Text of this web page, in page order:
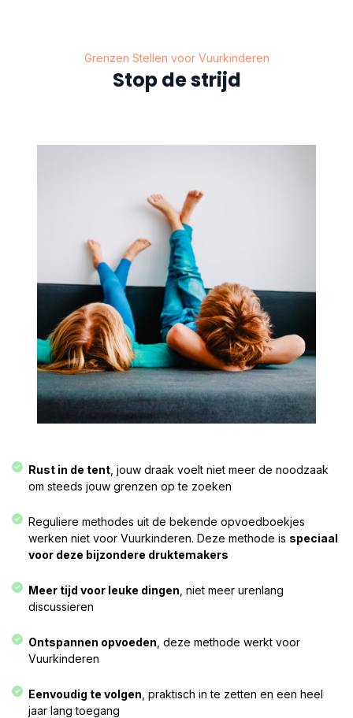
Grenzen Stellen voor Vuurkinderen
Stop de strijd
Rust in de tent , jouw draak voelt niet meer de noodzaak
om steeds jouw grenzen op te zoeken​
Reguliere methodes uit de bekende opvoedboekjes
werken niet voor Vuurkinderen. Deze methode is speciaal
voor deze bijzondere druktemakers
Meer tijd voor leuke dingen , niet meer urenlang
discussieren​
Ontspannen opvoeden , deze methode werkt voor
Vuurkinderen​
Eenvoudig te volgen , praktisch in te zetten en een heel
jaar lang toegang